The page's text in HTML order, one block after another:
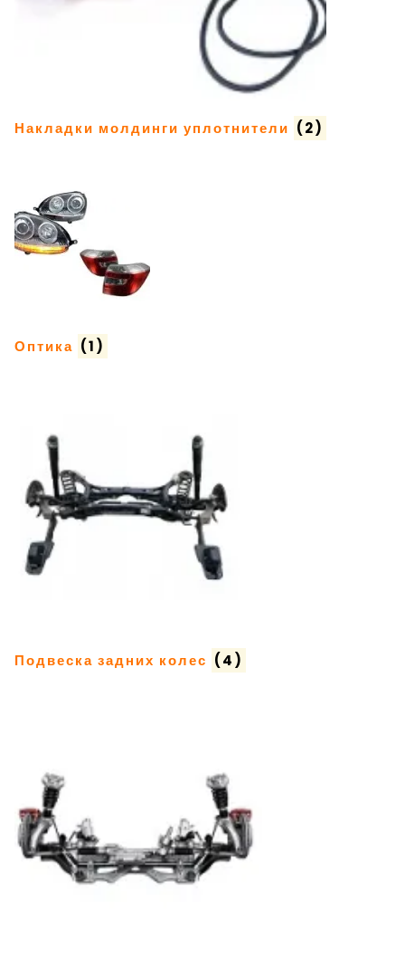
Накладки молдинги уплотнители (2)
Оптика (1)
Подвеска задних колес (4)